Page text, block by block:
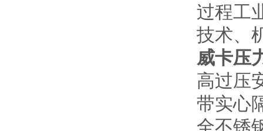
过程工
技术、
威卡压
高过压
带实心
全不锈